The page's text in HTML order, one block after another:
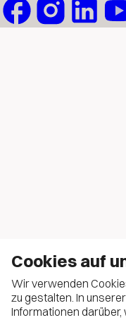
Cookies auf
Wir verwenden
zu gestalten. In unserer
Informationen